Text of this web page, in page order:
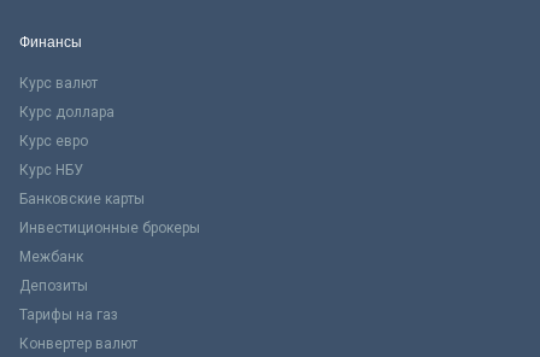
Финансы
Курс валют
Курс доллара
Курс евро
Курс НБУ
Банковские карты
Инвестиционные брокеры
Межбанк
Депозиты
Тарифы на газ
Конвертер валют